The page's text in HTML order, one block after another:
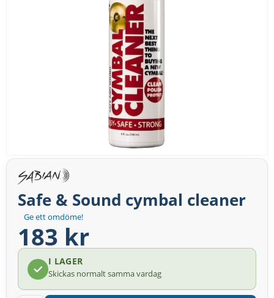
Ge ett omdöme!
Safe & Sound cymbal cleaner
183 kr
I LAGER
Skickas normalt samma vardag